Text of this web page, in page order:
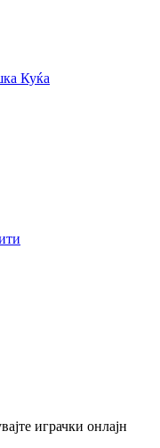
Куќа
играчки онлајн